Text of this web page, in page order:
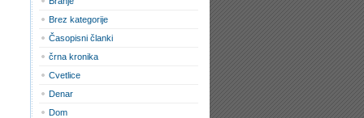
Brez kategorije
Časopisni članki
črna kronika
Cvetlice
Denar
Dom